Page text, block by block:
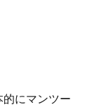
にマンツー